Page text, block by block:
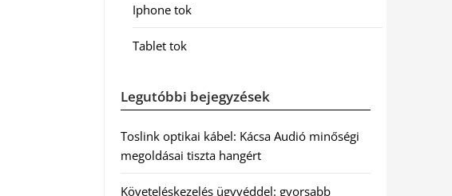
Iphone tok
Tablet tok
Legutóbbi bejegyzések
Toslink optikai kábel: Kácsa Audió minőségi
megoldásai tiszta hangért
Követeléskezelés ügyvéddel: gyorsabb